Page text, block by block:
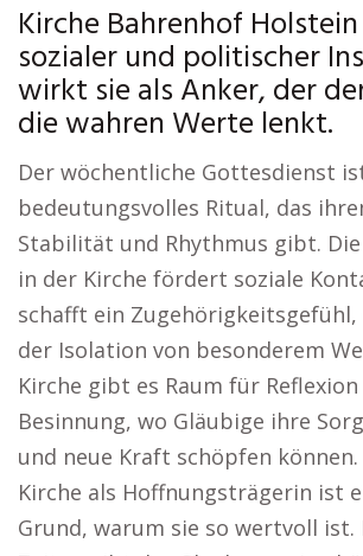
Kirche Bahrenhof
sozialer und politischer
wirkt sie als Anker, der
die wahren Werte lenkt.
Der wöchentliche Gottesdienst
bedeutungsvolles Ritual, das
Stabilität und Rhythmus gibt.
in der Kirche fördert soziale
schafft ein Zugehörigkeitsgefühl,
der Isolation von besonderem
Kirche gibt es Raum für
Besinnung, wo Gläubige ihre
und neue Kraft schöpfen
Kirche als Hoffnungsträgerin ist
Grund, warum sie so wertvoll ist.